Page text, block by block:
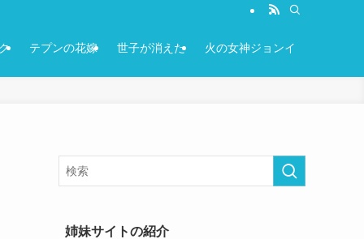
テプンの花嫁 世子が消えた 火の女神ジョンイ
姉妹サイトの紹介